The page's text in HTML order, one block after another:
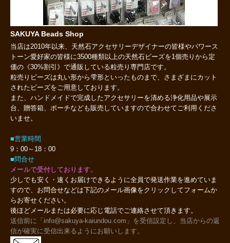
SAKUYA Beads Shop
当店は2010年以来、天然石アクセサリーデザイナーの皆様やパワース
トーン愛好家の皆様に3500種類以上の天然石ビーズを1個売りから定
価の《30%割引》で通販している粒売り専門店です。
粒売りビーズは丸い形から雫形といったものまで、さまざまにカット
されたビーズをご用意しております。
また、ハンドメイドで完成したアクセサリーを清める浄化用品や展示
台、贈答箱、ポーチなども販売していますので合わせてご利用くださ
いませ。
■営業時間
9：00～18：00
■問合せ
メールで受付しております。
少しでも安く・速くお届けできるように全員で発送作業を進めていま
すので、お問合せなどは下記のメール画像をクリックしてフォームか
らお寄せください。
後ほどメールまたは必要に応じ電話でご連絡させて頂きます。
送信前に「info@sakuya-kaiundou.com」を受信設定し、当店からの返
信が確実に受信出来るようにお願いします。